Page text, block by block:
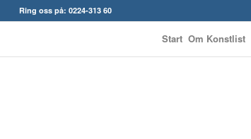
Ring oss på: 0224-313 60
Start Om Konstlist